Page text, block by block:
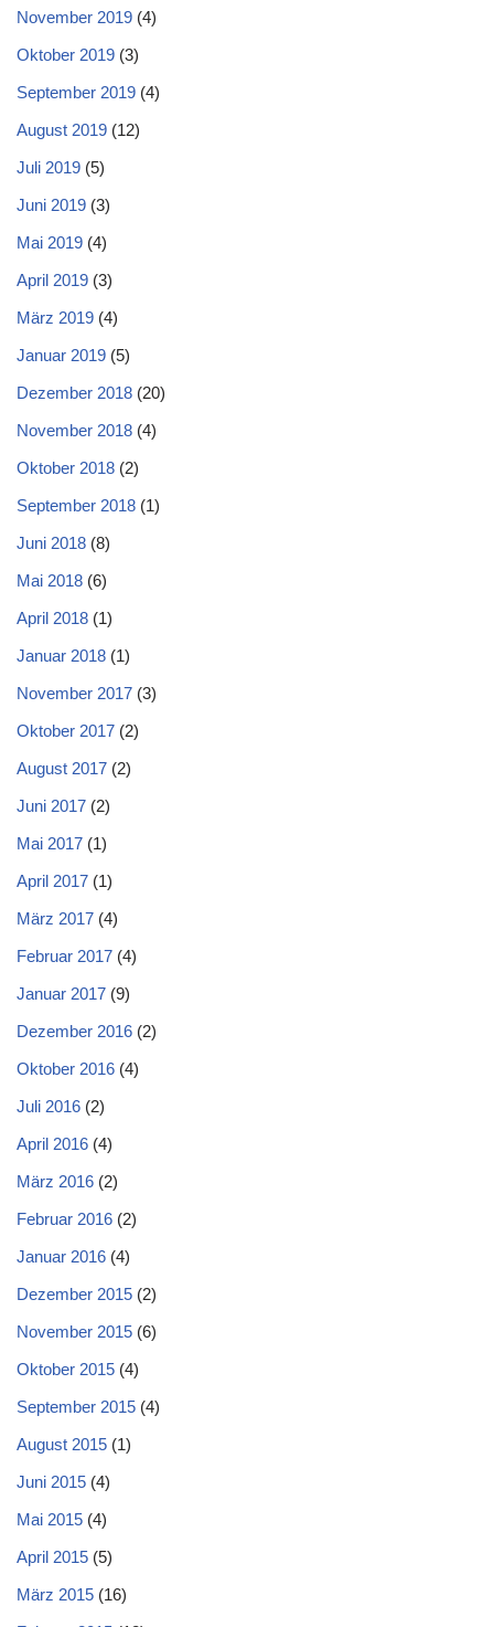
November 2019 (4)
Oktober 2019 (3)
September 2019 (4)
August 2019 (12)
Juli 2019 (5)
Juni 2019 (3)
Mai 2019 (4)
April 2019 (3)
März 2019 (4)
Januar 2019 (5)
Dezember 2018 (20)
November 2018 (4)
Oktober 2018 (2)
September 2018 (1)
Juni 2018 (8)
Mai 2018 (6)
April 2018 (1)
Januar 2018 (1)
November 2017 (3)
Oktober 2017 (2)
August 2017 (2)
Juni 2017 (2)
Mai 2017 (1)
April 2017 (1)
März 2017 (4)
Februar 2017 (4)
Januar 2017 (9)
Dezember 2016 (2)
Oktober 2016 (4)
Juli 2016 (2)
April 2016 (4)
März 2016 (2)
Februar 2016 (2)
Januar 2016 (4)
Dezember 2015 (2)
November 2015 (6)
Oktober 2015 (4)
September 2015 (4)
August 2015 (1)
Juni 2015 (4)
Mai 2015 (4)
April 2015 (5)
März 2015 (16)